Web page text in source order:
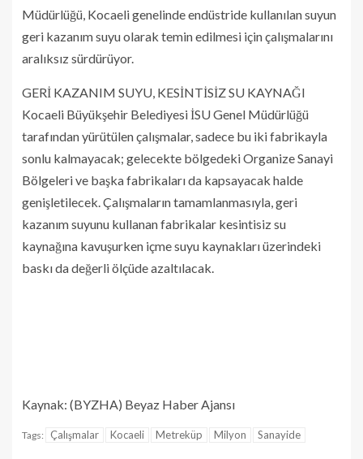
Müdürlüğü, Kocaeli genelinde endüstride kullanılan suyun
geri kazanım suyu olarak temin edilmesi için çalışmalarını
aralıksız sürdürüyor.
GERİ KAZANIM SUYU, KESİNTİSİZ SU KAYNAĞI
Kocaeli Büyükşehir Belediyesi İSU Genel Müdürlüğü
tarafından yürütülen çalışmalar, sadece bu iki fabrikayla
sonlu kalmayacak; gelecekte bölgedeki Organize Sanayi
Bölgeleri ve başka fabrikaları da kapsayacak halde
genişletilecek. Çalışmaların tamamlanmasıyla, geri
kazanım suyunu kullanan fabrikalar kesintisiz su
kaynağına kavuşurken içme suyu kaynakları üzerindeki
baskı da değerli ölçüde azaltılacak.
Kaynak: (BYZHA) Beyaz Haber Ajansı
Tags: Çalışmalar Kocaeli Metreküp Milyon Sanayide